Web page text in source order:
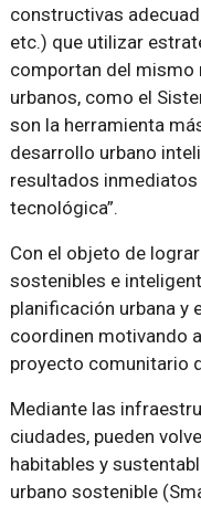
constructivas
etc.) que utilizar
comportan del
urbanos, como el
son la herramienta
desarrollo urbano
resultados
tecnológica”.
Con el objeto de
sostenibles e
planificación urbana y
coordinen motivando
proyecto comunitario
Mediante las
ciudades, pueden
habitables y
urbano sostenible